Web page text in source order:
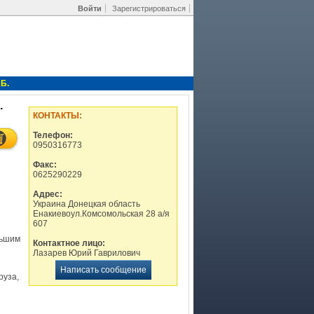
Войти Зарегистрироваться
КОНТАКТЫ:
Телефон:
0950316773
Факс:
0625290229
Адрес:
Украина Донецкая область
Енакиевоул.Комсомольская 28 а/я
607
Контактное лицо:
Лазарев Юрий Гаврилович
Написать сообщение